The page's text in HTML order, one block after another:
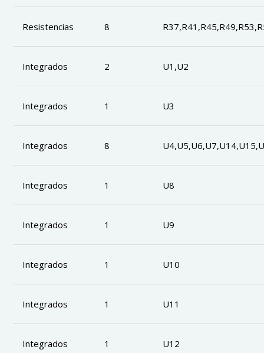
Resistencias 8
Integrados 2 U1,U2
Integrados 1 U3
Integrados 8
Integrados 1 U8
Integrados 1 U9
Integrados 1 U10
Integrados 1 U11
Integrados 1 U12